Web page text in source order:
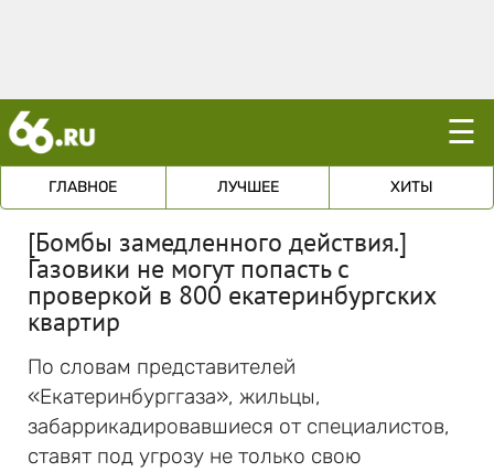
☰
ГЛАВНОЕ ЛУЧШЕЕ ХИТЫ
[Бомбы замедленного действия.]
Газовики не могут попасть с
проверкой в 800 екатеринбургских
квартир
По словам представителей
«Екатеринбурггаза», жильцы,
забаррикадировавшиеся от специалистов,
ставят под угрозу не только свою